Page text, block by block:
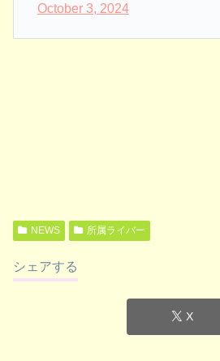
October 3, 2024
NEWS 所属ライバー
シェアする
X